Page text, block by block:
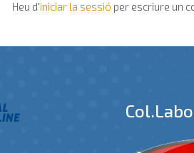
Heu d'iniciar la sessió per escriure un